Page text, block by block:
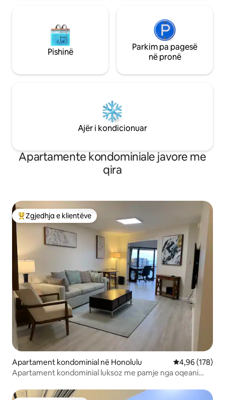
Pishinë
Parkim pa pagesë
në pronë
Ajër i kondicionuar
Apartamente kondominiale javore me
qira
Më të mirat e zgjedhjeve të klientëve
Zgjedhja e klientëve
Apartament kondominial në Honolulu Vlerësimi
4,96 (178)
Apartament kondominial luksoz me pamje nga oqeani